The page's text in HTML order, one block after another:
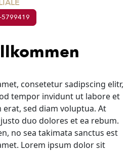
consetetur sadipscing elitr,
tempor invidunt ut labore et
sed diam voluptua. At
duo dolores et ea rebum.
no sea takimata sanctus est
Lorem ipsum dolor sit